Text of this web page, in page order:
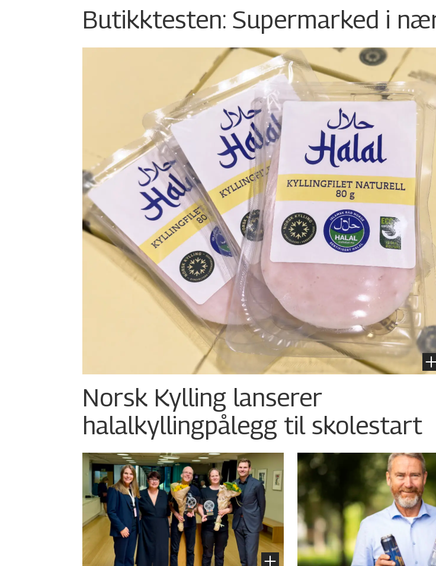
Butikktesten: Supermarked i
Norsk Kylling lanserer
halalkylling­pålegg til skolestart